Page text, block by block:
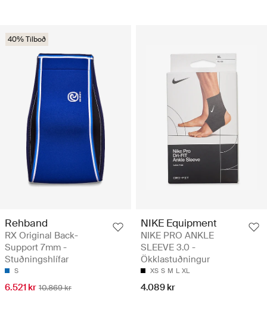
40% Tilboð
Rehband
RX Original Back-
Support 7mm -
Stuðningshlífar
S
6.521 kr 10.869 kr
NIKE Equipment
NIKE PRO ANKLE
SLEEVE 3.0 -
Ökklastuðningur
XS S M L XL
4.089 kr